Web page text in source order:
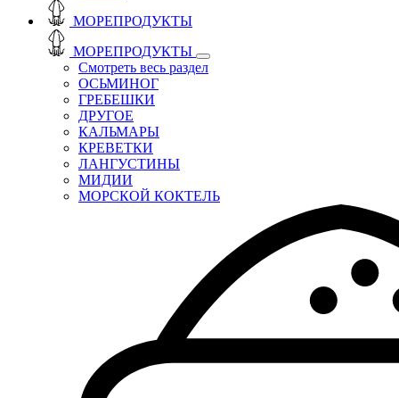
МОРЕПРОДУКТЫ
МОРЕПРОДУКТЫ
Смотреть весь раздел
ОСЬМИНОГ
ГРЕБЕШКИ
ДРУГОЕ
КАЛЬМАРЫ
КРЕВЕТКИ
ЛАНГУСТИНЫ
МИДИИ
МОРСКОЙ КОКТЕЛЬ